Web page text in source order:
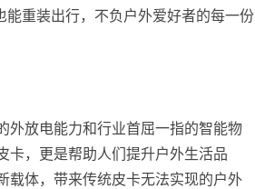
能重装出行，不负户外爱好者的每一份
外放电能力和行业首屈一指的智能物
卡，更是帮助人们提升户外生活品
载体，带来传统皮卡无法实现的户外